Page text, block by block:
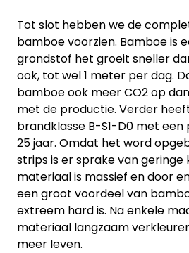
Tot slot hebben we de
bamboe voorzien. Bamboe is
grondstof het groeit sneller
ook, tot wel 1 meter per dag.
bamboe ook meer CO2 op
met de productie. Verder
brandklasse B-S1-D0 met
25 jaar. Omdat het word
strips is er sprake van geringe
materiaal is massief en door
een groot voordeel van
extreem hard is. Na enkele
materiaal langzaam
meer leven.